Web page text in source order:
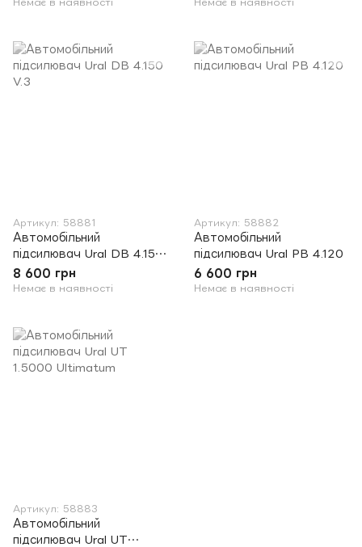
Артикул: 58881
Автомобільний
підсилювач Ural DB 4.150
V.3
8 600 грн
Немає в наявності
Артикул: 58882
Автомобільний
підсилювач Ural PB 4.120
6 600 грн
Немає в наявності
Артикул: 58883
Автомобільний
підсилювач Ural UT